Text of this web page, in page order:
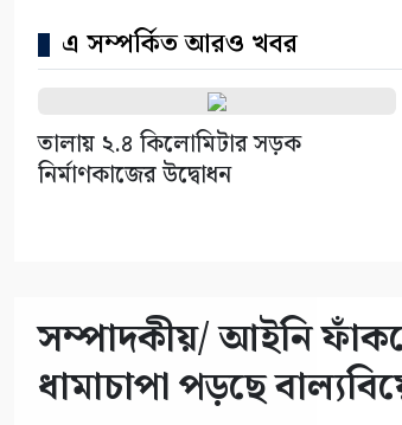
এ সম্পর্কিত আরও খবর
তালায় ২.৪ কিলোমিটার সড়ক
নির্মাণকাজের উদ্বোধন
সম্পাদকীয়/ আইনি
ধামাচাপা পড়ছে